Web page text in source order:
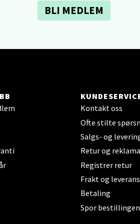
BLI MEDLEM
Kontakt oss
Ofte stilte
Salgs- og
Retur og
Registrer retur
Frakt og
Betaling
Spor